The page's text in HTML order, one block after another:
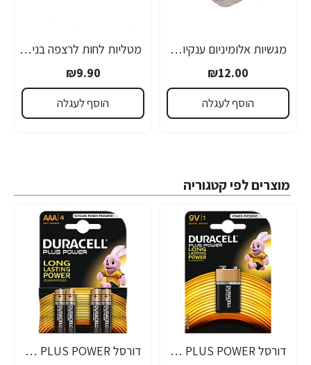
מגשיות אלומיניום ענקיות - 2 יחידות
₪12.00
הוסף לעגלה
מטליות לחות לרצפה בניחוח מרכך כביסה ארומתרפיה 10 יחידות
₪9.90
הוסף לעגלה
מוצרים לפי קטגוריה
דורסל PLUS POWER סוללות 9V אריזת 1 יחידות - מבית Duracell
דורסל PLUS POWER סוללות AAA אריזת 4 יחידות - מבית Duracell